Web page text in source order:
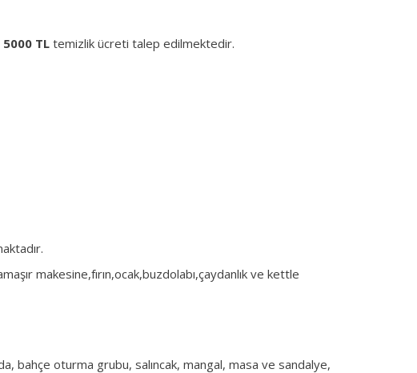
5000 TL temizlik ücreti talep edilmektedir.
makesine,fırın,ocak,buzdolabı,çaydanlık ve kettle
bahçe oturma grubu, salıncak, mangal, masa ve sandalye,